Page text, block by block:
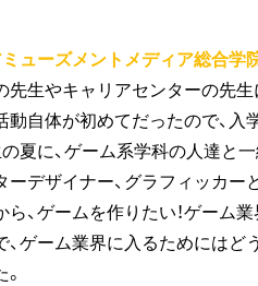
ューズメントメディア総合学
先生やキャリアセンターの先生
動自体が初めてだったので、入
夏に、ゲーム系学科の人達と
ーデザイナー、グラフィッカー
ら、ゲームを作りたい！ゲーム
、ゲーム業界に入るためには